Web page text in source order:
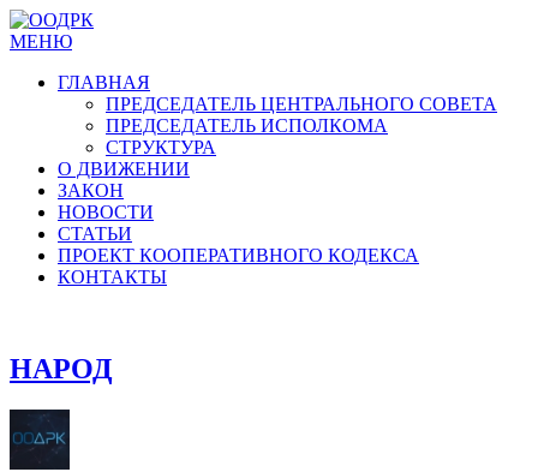
МЕНЮ
ГЛАВНАЯ
ПРЕДСЕДАТЕЛЬ ЦЕНТРАЛЬНОГО СОВЕТА
ПРЕДСЕДАТЕЛЬ ИСПОЛКОМА
СТРУКТУРА
О ДВИЖЕНИИ
ЗАКОН
НОВОСТИ
СТАТЬИ
ПРОЕКТ КООПЕРАТИВНОГО КОДЕКСА
КОНТАКТЫ
НАРОД